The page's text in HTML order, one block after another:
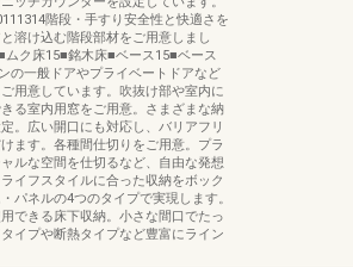
階段・手すり安全性と快適さを
溶け込む階段部材をご用意しまし
ムク床15■銘木床■ベース15■ベース
の一般ドアやプライベートドアなど
用意しています。吹抜け部や室内に
る室内用窓をご用意。さまざまな納
。広い開口にも対応し、バリアフリ
ます。各種間仕切りをご用意。プラ
ルな空間を仕切るなど、自由な発想
イフスタイルに合った収納をボック
パネルの4つのタイプで実現します。
できる床下収納。小さな間口でたっ
イプや断熱タイプなど豊富にライン